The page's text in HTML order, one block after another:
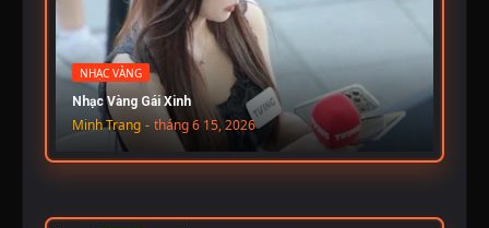
NHẠC VÀNG
Nhạc Vàng Gái Xinh
Minh Trang - tháng 6 15, 2026